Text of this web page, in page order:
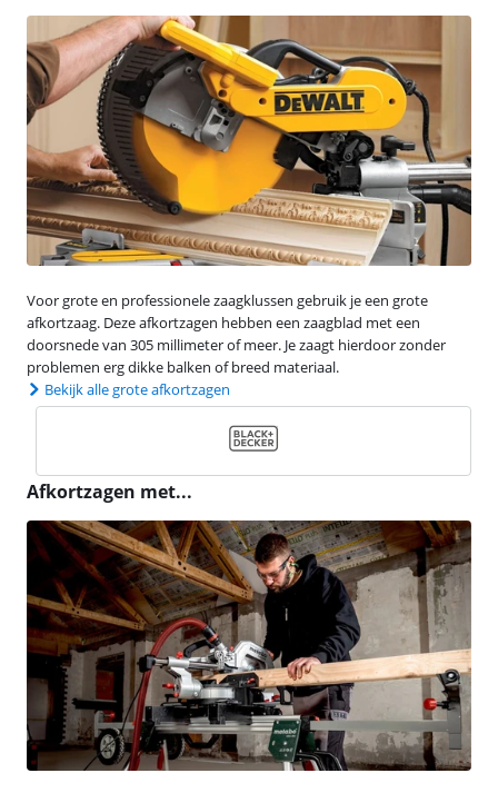
Voor grote en professionele zaagklussen gebruik je een grote
afkortzaag. Deze afkortzagen hebben een zaagblad met een
doorsnede van 305 millimeter of meer. Je zaagt hierdoor zonder
problemen erg dikke balken of breed materiaal.
Bekijk alle grote afkortzagen
Afkortzagen met...